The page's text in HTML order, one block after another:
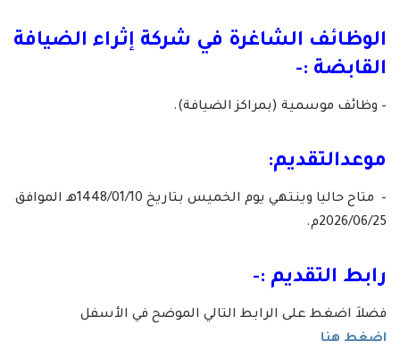
الوظائف الشاغرة في شركة إثراء الضيافة
القابضة :-
– وظائف موسمية (بمراكز الضيافة).
موعدالتقديم:
– متاح حاليا وينتهي يوم الخميس بتاريخ 1448/01/10هـ الموافق
2026/06/25م.
رابط التقديم :-
فضلاَ اضغط على الرابط التالي الموضح في الأسفل
اضغط هنا